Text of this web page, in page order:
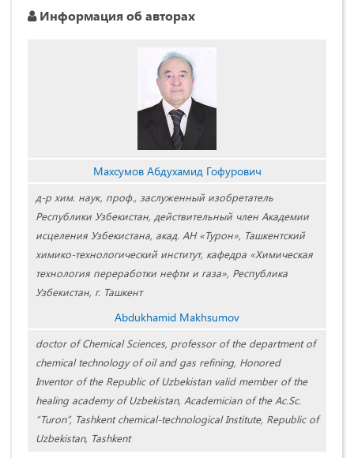
Информация об авторах
Махсумов Абдухамид Гофурович
д-р хим. наук, проф., заслуженный изобретатель
Республики Узбекистан, действительный член Академии
исцеления Узбекистана, акад. АН «Турон», Ташкентский
химико-технологический институт, кафедра «Химическая
технология переработки нефти и газа», Республика
Узбекистан, г. Ташкент
Abdukhamid Makhsumov
doctor of Chemical Sciences, professor of the department of
chemical technology of oil and gas refining, Honored
Inventor of the Republic of Uzbekistan valid member of the
healing academy of Uzbekistan, Academician of the Ac.Sc.
“Turon”, Tashkent chemical-technological Institute, Republic of
Uzbekistan, Tashkent